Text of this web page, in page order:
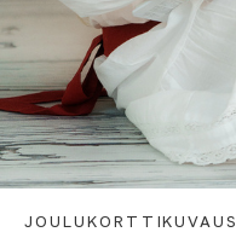
JOULUKORTTIKUVAUS